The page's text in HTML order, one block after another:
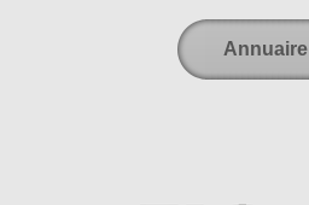
Annuaire